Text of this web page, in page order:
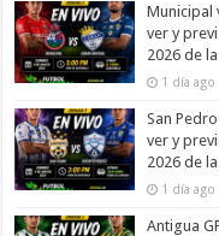
Municipal
ver y
2026 de
1 día ago
San
ver y
2026 de
1 día ago
Antigua